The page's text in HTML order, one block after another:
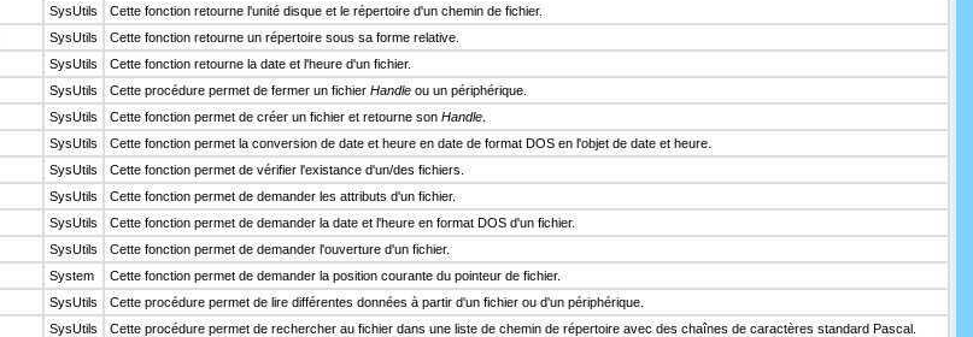
SysUtils
Cette fonction retourne l'unité disque et le répertoire d'un chemin de fichier.
SysUtils
Cette fonction retourne un répertoire sous sa forme relative.
SysUtils
Cette fonction retourne la date et l'heure d'un fichier.
SysUtils Cette procédure permet de fermer un fichier Handle ou un périphérique.
SysUtils Cette fonction permet de créer un fichier et retourne son Handle
SysUtils
Cette fonction permet la conversion de date et heure en date de format DOS en l'objet de date et heure.
SysUtils
Cette fonction permet de vérifier l'existance d'un/des fichiers.
SysUtils
Cette fonction permet de demander les attributs d'un fichier.
SysUtils
Cette fonction permet de demander la date et l'heure en format DOS d'un fichier.
SysUtils
Cette fonction permet de demander l'ouverture d'un fichier.
System
Cette fonction permet de demander la position courante du pointeur de fichier.
SysUtils
Cette procédure permet de lire différentes données à partir d'un fichier ou d'un périphérique.
SysUtils
Cette procédure permet de rechercher au fichier dans une liste de chemin de répertoire avec des chaînes de caractères standard Pascal.